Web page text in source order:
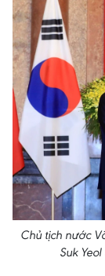
Chủ tịch nước
Suk